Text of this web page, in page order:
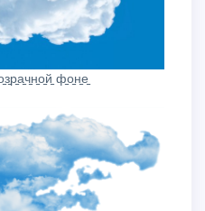
ф̠о̠н̠е̠